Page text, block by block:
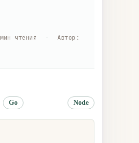
мин чтения Автор :
Go Node